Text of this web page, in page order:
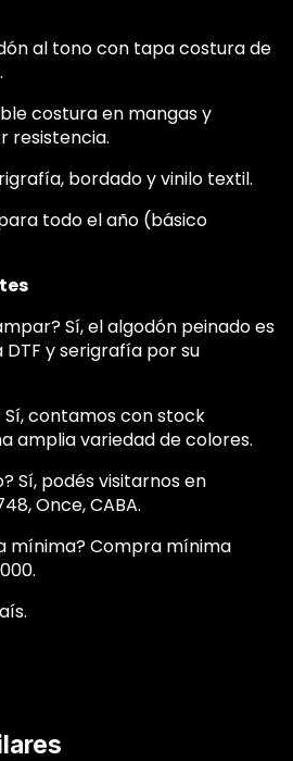
al tono con tapa costura de
costura en mangas y
resistencia.
bordado y vinilo textil.
todo el año (básico
Sí, el algodón peinado es
y serigrafía por su
Sí, contamos con stock
amplia variedad de colores.
Sí, podés visitarnos en
Once, CABA.
mínima? Compra mínima